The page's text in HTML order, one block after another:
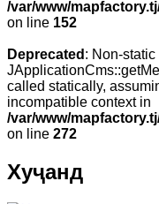
/var/www/
on line 152
Deprecated : Non-static
called statically,
incompatible context in
/var/www/
on line 272
Хуҷанд